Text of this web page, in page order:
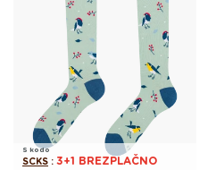
S kodo
SCKS : 3+1 BREZPLAČNO